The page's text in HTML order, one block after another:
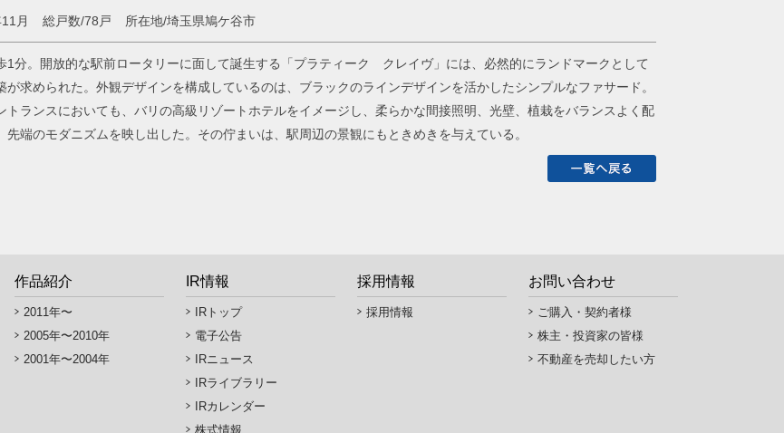
月 総戸数/78戸 所在地/埼玉県鳩ケ谷市
1分。開放的な駅前ロータリーに面して誕生する「プラティーク クレイヴ」には、必然的にランドマークとして
が求められた。外観デザインを構成しているのは、ブラックのラインデザインを活かしたシンプルなファサード。
トランスにおいても、バリの高級リゾートホテルをイメージし、柔らかな間接照明、光壁、植栽をバランスよく配
先端のモダニズムを映し出した。その佇まいは、駅周辺の景観にもときめきを与えている。
作品紹介
2011年〜
2005年〜2010年
2001年〜2004年
IR情報
IRトップ
電子公告
IRニュース
IRライブラリー
IRカレンダー
株式情報
採用情報
採用情報
お問い合わせ
ご購入・契約者様
株主・投資家の皆様
不動産を売却したい方